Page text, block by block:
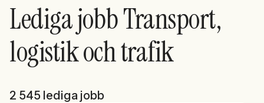
Lediga jobb Transport,
logistik och trafik
2 545 lediga jobb